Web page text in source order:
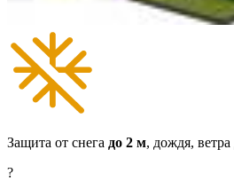
Защита от снега до 2 м, дождя, ветра
?